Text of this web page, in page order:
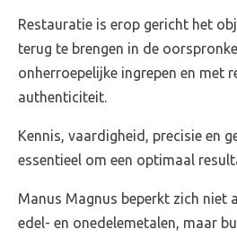
Restauratie is erop gericht het
terug te brengen in de
onherroepelijke ingrepen en met
authenticiteit.
Kennis, vaardigheid, precisie en
essentieel om een optimaal
Manus Magnus beperkt zich niet
edel- en onedelemetalen, maar